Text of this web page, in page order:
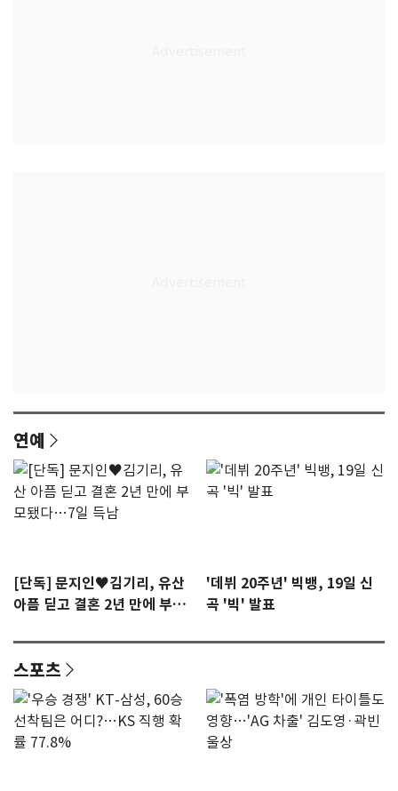
연예
[단독] 문지인♥김기리, 유산
아픔 딛고 결혼 2년 만에 부모
'데뷔 20주년' 빅뱅, 19일 신
곡 '빅' 발표
스포츠